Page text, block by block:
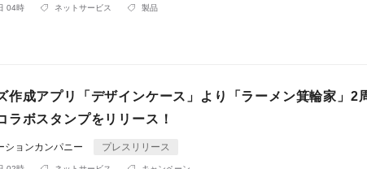
04時 ネットサービス 製品
作成アプリ「デザインケース」より「ラーメン箕輪家」2
ラボスタンプをリリース！
ションカンパニー プレスリリース